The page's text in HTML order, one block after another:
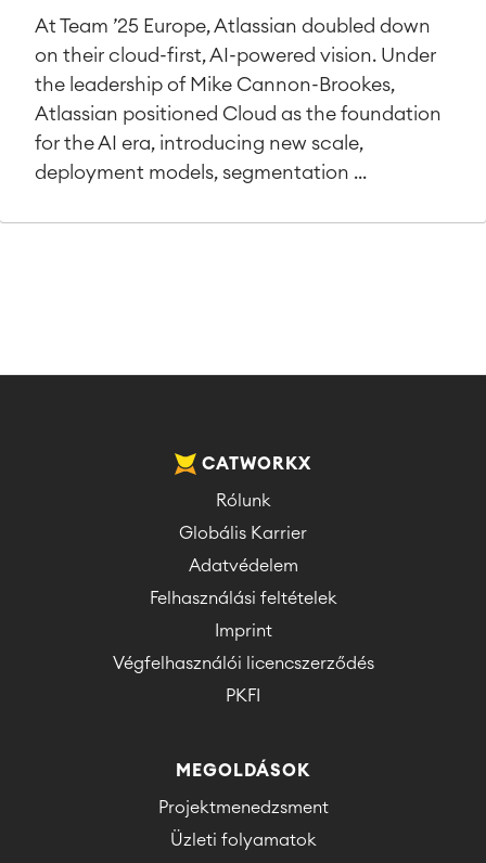
At Team ’25 Europe, Atlassian doubled down
on their cloud-first, AI-powered vision. Under
the leadership of Mike Cannon-Brookes,
Atlassian positioned Cloud as the foundation
for the AI era, introducing new scale,
deployment models, segmentation ...
CATWORKX
Rólunk
Globális Karrier
Adatvédelem
Felhasználási feltételek
Imprint
Végfelhasználói licencszerződés
PKFI
MEGOLDÁSOK
Projektmenedzsment
Üzleti folyamatok